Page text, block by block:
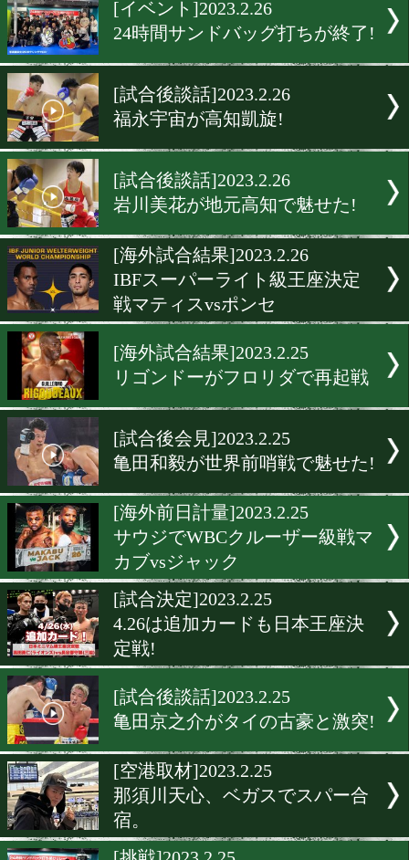
[試合後談話]2023.2.26
[プロテスト]2023.2.26
大型新人! 東洋大学の大畑
がB級合格
[イベント]2023.2.26
24時間サンドバッグ打ちが
[試合後談話]2023.2.26
福永宇宙が高知凱旋!
[試合後談話]2023.2.26
岩川美花が地元高知で魅せ
[海外試合結果]2023.2.26
IBFスーパーライト級王座
戦マティスvsポンセ
[海外試合結果]2023.2.25
リゴンドーがフロリダで再
[試合後会見]2023.2.25
亀田和毅が世界前哨戦で魅